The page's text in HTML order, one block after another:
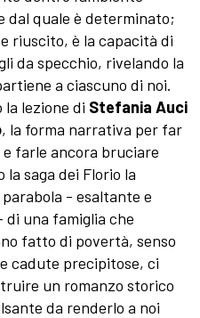
dal quale è determinato;
riuscito, è la capacità di
da specchio, rivelando la
a ciascuno di noi.
lezione di Stefania Auci
, la forma narrativa per far
farle ancora bruciare
saga dei Florio la
- esaltante e
di una famiglia che
fatto di povertà, senso
cadute precipitose, ci
un romanzo storico
da renderlo a noi